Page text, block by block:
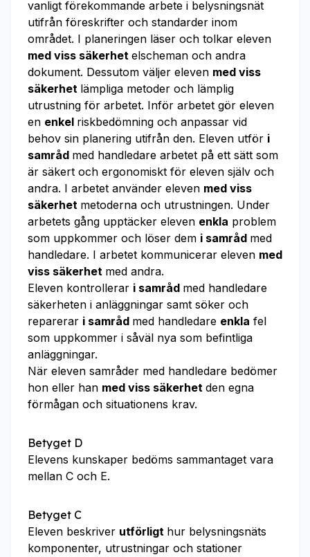
vanligt förekommande arbete i belysningsnät
utifrån föreskrifter och standarder inom
området. I planeringen läser och tolkar eleven
med viss säkerhet elscheman och andra
dokument. Dessutom väljer eleven med viss
säkerhet lämpliga metoder och lämplig
utrustning för arbetet. Inför arbetet gör eleven
en enkel riskbedömning och anpassar vid
behov sin planering utifrån den. Eleven utför i
samråd med handledare arbetet på ett sätt som
är säkert och ergonomiskt för eleven själv och
andra. I arbetet använder eleven med viss
säkerhet metoderna och utrustningen. Under
arbetets gång upptäcker eleven enkla problem
som uppkommer och löser dem i samråd med
handledare. I arbetet kommunicerar eleven med
viss säkerhet med andra.
Eleven kontrollerar i samråd med handledare
säkerheten i anläggningar samt söker och
reparerar i samråd med handledare enkla fel
som uppkommer i såväl nya som befintliga
anläggningar.
När eleven samråder med handledare bedömer
hon eller han med viss säkerhet den egna
förmågan och situationens krav.
Betyget D
Elevens kunskaper bedöms sammantaget vara
mellan C och E.
Betyget C
Eleven beskriver utförligt hur belysningsnäts
komponenter, utrustningar och stationer